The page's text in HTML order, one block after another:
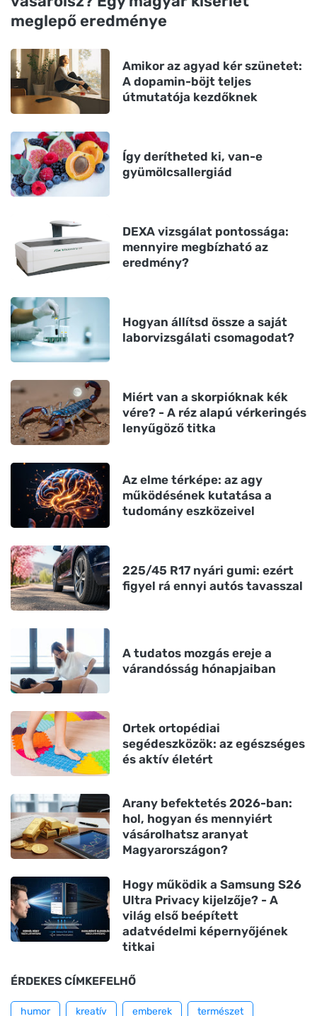
meglepő eredménye
Amikor az agyad kér szünetet:
A dopamin-böjt teljes
útmutatója kezdőknek
Így derítheted ki, van-e
gyümölcsallergiád
DEXA vizsgálat pontossága:
mennyire megbízható az
eredmény?
Hogyan állítsd össze a saját
laborvizsgálati csomagodat?
Miért van a skorpióknak kék
vére? - A réz alapú vérkeringés
lenyűgöző titka
Az elme térképe: az agy
működésének kutatása a
tudomány eszközeivel
225/45 R17 nyári gumi: ezért
figyel rá ennyi autós tavasszal
A tudatos mozgás ereje a
várandósság hónapjaiban
Ortek ortopédiai
segédeszközök: az egészséges
és aktív életért
Arany befektetés 2026-ban:
hol, hogyan és mennyiért
vásárolhatsz aranyat
Magyarországon?
Hogy működik a Samsung S26
Ultra Privacy kijelzője? - A
világ első beépített
adatvédelmi képernyőjének
titkai
ÉRDEKES CÍMKEFELHŐ
humor kreatív emberek természet